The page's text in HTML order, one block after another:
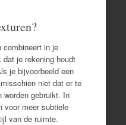
in je
je rekening houdt
je bijvoorbeeld een
niet dat er te
worden gebruikt. In
voor meer subtiele
van de ruimte.